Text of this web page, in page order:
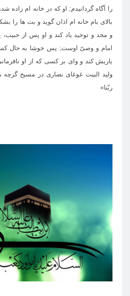
را آگاه گردانيدم; او كه در خانه ام
بالاى بام خانه ام اذان گويد و بت ها را
و مجد و توحيد ياد كند و او پس از حبيب،
امام و وصىّ اوست; پس خوشا به حال
ياريش كند و واى بر كسى كه از او
وليد البيت غوغاى نصارى در مسيح گرچه
ربّنا»